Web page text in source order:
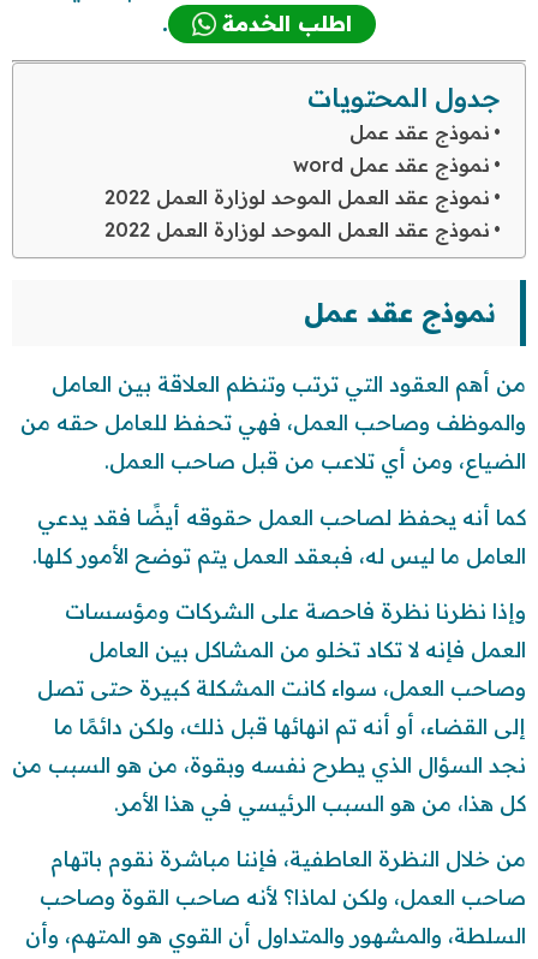
اطلب الخدمة
.
جدول المحتويات
نموذج عقد عمل
نموذج عقد عمل word
نموذج عقد العمل الموحد لوزارة العمل 2022
نموذج عقد العمل الموحد لوزارة العمل 2022
نموذج عقد عمل
من أهم العقود التي ترتب وتنظم العلاقة بين العامل
والموظف وصاحب العمل، فهي تحفظ للعامل حقه من
الضياع، ومن أي تلاعب من قبل صاحب العمل.
كما أنه يحفظ لصاحب العمل حقوقه أيضًا فقد يدعي
العامل ما ليس له، فبعقد العمل يتم توضح الأمور كلها.
وإذا نظرنا نظرة فاحصة على الشركات ومؤسسات
العمل فإنه لا تكاد تخلو من المشاكل بين العامل
وصاحب العمل، سواء كانت المشكلة كبيرة حتى تصل
إلى القضاء، أو أنه تم انهائها قبل ذلك، ولكن دائمًا ما
نجد السؤال الذي يطرح نفسه وبقوة، من هو السبب من
كل هذا، من هو السبب الرئيسي في هذا الأمر.
من خلال النظرة العاطفية، فإننا مباشرة نقوم باتهام
صاحب العمل، ولكن لماذا؟ لأنه صاحب القوة وصاحب
السلطة، والمشهور والمتداول أن القوي هو المتهم، وأن